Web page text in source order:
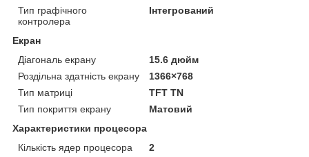
Тип графічного
контролера
Інтегрований
Екран
Діагональ екрану
15.6 дюйм
Роздільна здатність екрану
1366×768
Тип матриці
TFT TN
Тип покриття екрану
Матовий
Характеристики процесора
Кількість ядер процесора
2